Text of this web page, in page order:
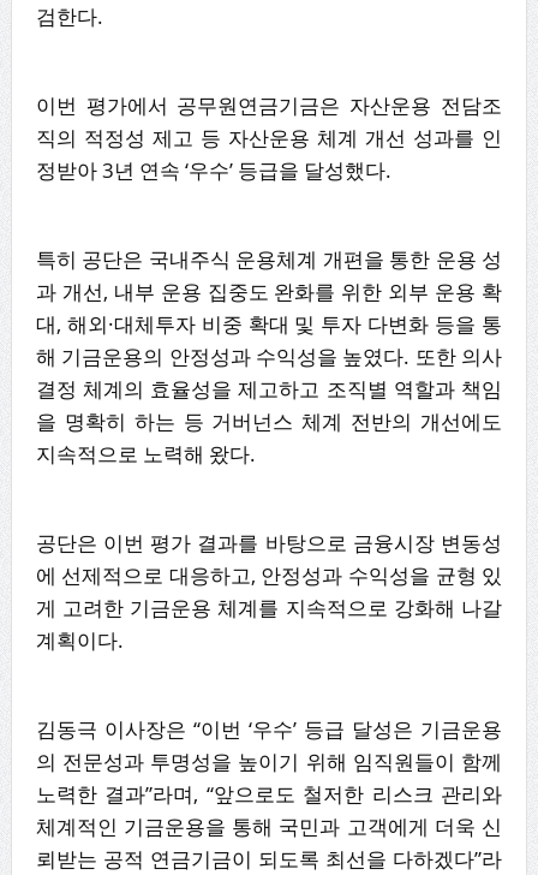
검한다.
이번 평가에서 공무원연금기금은 자산운용 전담조
직의 적정성 제고 등 자산운용 체계 개선 성과를 인
정받아 3년 연속 ‘우수’ 등급을 달성했다.
특히 공단은 국내주식 운용체계 개편을 통한 운용 성
과 개선, 내부 운용 집중도 완화를 위한 외부 운용 확
대, 해외·대체투자 비중 확대 및 투자 다변화 등을 통
해 기금운용의 안정성과 수익성을 높였다. 또한 의사
결정 체계의 효율성을 제고하고 조직별 역할과 책임
을 명확히 하는 등 거버넌스 체계 전반의 개선에도
지속적으로 노력해 왔다.
공단은 이번 평가 결과를 바탕으로 금융시장 변동성
에 선제적으로 대응하고, 안정성과 수익성을 균형 있
게 고려한 기금운용 체계를 지속적으로 강화해 나갈
계획이다.
김동극 이사장은 “이번 ‘우수’ 등급 달성은 기금운용
의 전문성과 투명성을 높이기 위해 임직원들이 함께
노력한 결과”라며, “앞으로도 철저한 리스크 관리와
체계적인 기금운용을 통해 국민과 고객에게 더욱 신
뢰받는 공적 연금기금이 되도록 최선을 다하겠다”라